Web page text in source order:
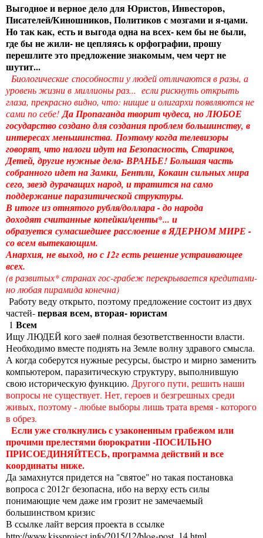
Выгодное и верное дело для Юристов, Инвесторов,
Писателей/Киношников, Политиков с мозгами и я-цами.
Но так как, есть и выгода одна на всех- кем бы не были,
где бы не жили- не цепляясь к орфографии, прошу
перешлите это предложение знакомым, чем черт не
шутит...
Биологические способности у людей отличаются в разы, а
уровень жизни в миллионы раз... если рискнуть открыть
глаза, прекрасно видно, что: нищие и олигархи появляются не
сами по себе! Да Пропаганда творит чудеса, но ЛЮБОЕ
государство создано для создания проблем большинству, в
интересах меньшинства. Поэтому когда телевизоры
говорят, что налоги идут на Безопасность, Стариков,
Детей, другие нужные дела- ВРАНЬЕ! Большая часть
собранного идет на Замки, Бентли, Кокаин сильных мира
сего, звезд дурачащих народ, и тратится на само
поддержание паразитической структуры.
В итоге из отнятого рубля/доллара - до народа
доходят считанные копейки/центы*... и
образуется сумасшедшее расслоение в ЯДЕРНОМ МИРЕ -
со всем вытекающим.
Анархия, не выход, но с 12г есть решение устраивающее
всех.
(в развитых* странах гос-грабеж перекрывается кредитами-
но любая пирамида конечна)
Работу веду открыто, поэтому предложение состоит из двух
частей-первая всем, вторая- юристам
1 Всем
Ищу ЛЮДЕЙ кого зае# полная безответственности власти.
Необходимо вместе поднять на Земле волну здравого смысла.
А когда соберутся нужные ресурсы, быстро и мирно заменить
компьютером, паразитическую структуру, выполнившую
свою историческую функцию. Другого пути, решить наши
вопросы не существует. Нет, героев и безгрешных среди
живых, поэтому - любые выборы лишь трата время - которого
в обрез.
Если уже столкнулись с узаконенным грабежом или
прочими прелестями бюрократии -ПОСИЛЬНО
ПРИСОЕДИНЯЙТЕСЬ, программа действий и все
координаты ниже.
Да замахнутся придется на "святое" но такая постановка
вопроса с 2012г безопасна, ибо на верху есть силы
понимающие чем даже им грозит не замечаемый
большинством кризис
В ссылке лайт версия проекта в ссылке
http://www.kissproject.info/2015/12/blog-post_14.html